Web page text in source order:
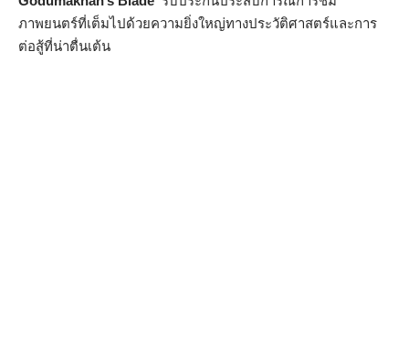
ภาพยนตร์ที่เต็มไปด้วยความยิ่งใหญ่ทางประวัติศาสตร์และการ
ต่อสู้ที่น่าตื่นเต้น